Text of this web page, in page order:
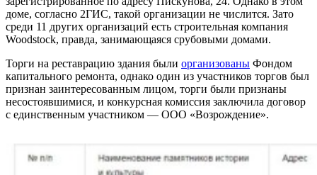
доме, согласно 2ГИС, такой организации не числится. Зато
среди 11 других организаций есть строительная компания
Woodstock, правда, занимающаяся срубовыми домами.
Торги на реставрацию здания были организованы Фондом
капитального ремонта, однако один из участников торгов был
признан заинтересованным лицом, торги были признаны
несостоявшимися, и конкурсная комиссия заключила договор
с единственным участником — ООО «Возрождение».